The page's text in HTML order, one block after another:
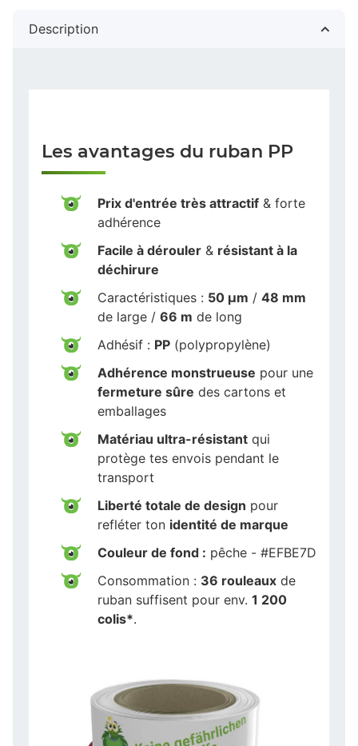
Description
Les avantages du ruban PP
Prix d'entrée très attractif & forte
adhérence
Facile à dérouler & résistant à la
déchirure
Caractéristiques : 50 µm / 48 mm
de large / 66 m de long
Adhésif : PP (polypropylène)
Adhérence monstrueuse pour une
fermeture sûre des cartons et
emballages
Matériau ultra-résistant qui
protège tes envois pendant le
transport
Liberté totale de design pour
refléter ton identité de marque
Couleur de fond : pêche - #EFBE7D
Consommation : 36 rouleaux de
ruban suffisent pour env. 1 200
colis*.